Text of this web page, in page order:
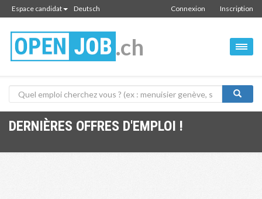
Espace candidat Deutsch Inscription
Connexion
.ch
DERNIÈRES OFFRES D'EMPLOI !